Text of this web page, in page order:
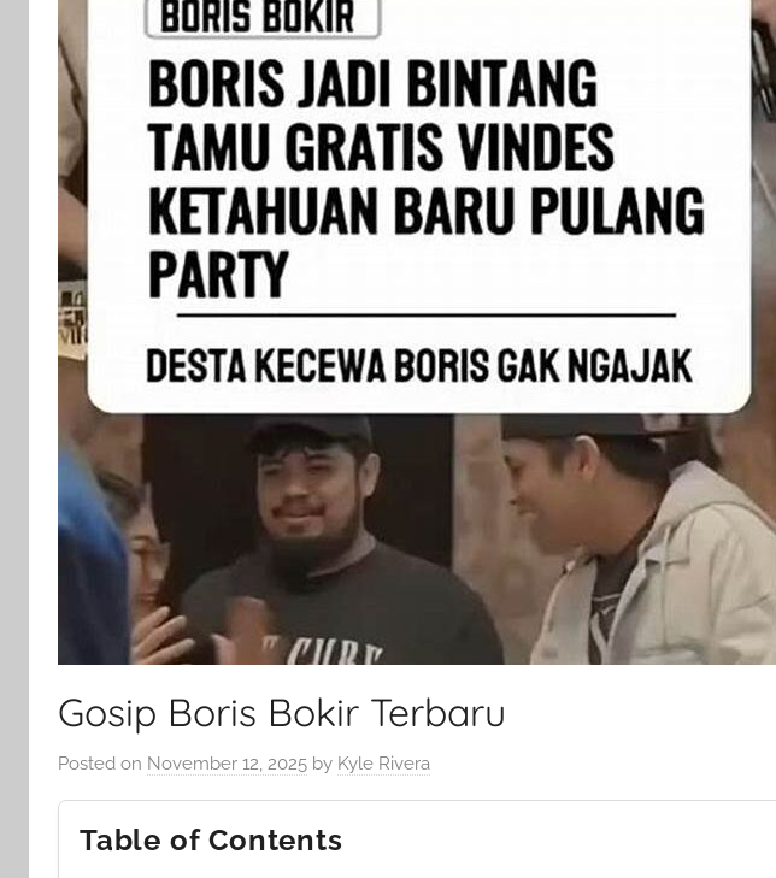
Gosip Boris Bokir Terbaru
Posted on November 12, 2025 by Kyle Rivera
Table of Contents